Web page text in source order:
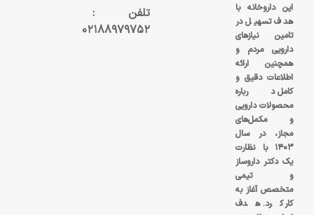
این داروخانه با
هدف تسهیل در
تامین نیازهای
دارویی مردم و
همچنین ارائه
اطلاعات دقیق و
کامل درباره
محصولات دارویی
و مکمل‌های
مجاز، در سال
۱۴۰۳ با نظارت
یک دکتر داروساز
و تیمی
متخصص آغاز به
کار کرد. هدف
تلفن :
۰۲۱۸۸۹۷۹۷۵۲